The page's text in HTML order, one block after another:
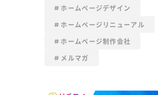
ホームページデザイン
ホームページリニューアル
ホームページ制作会社
メルマガ